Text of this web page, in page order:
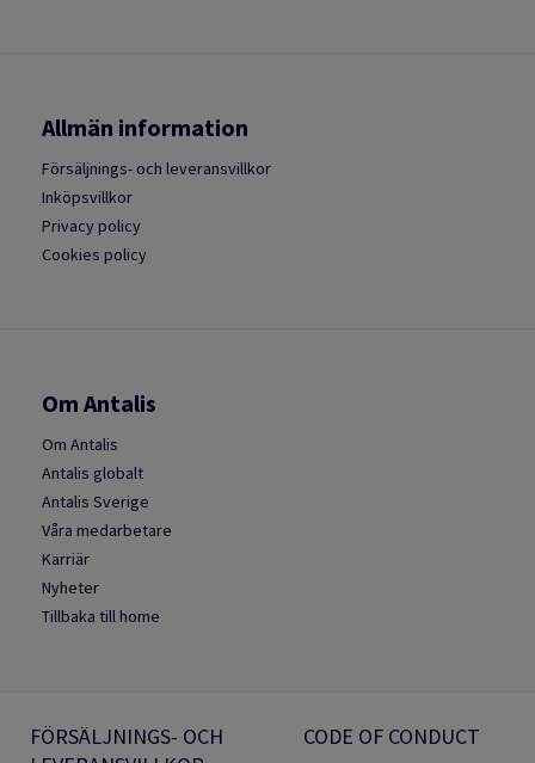
Allmän information
Försäljnings- och leveransvillkor
Inköpsvillkor
Privacy policy
Cookies policy
Om Antalis
Om Antalis
Antalis globalt
Antalis Sverige
Våra medarbetare
Karriär
Nyheter
Tillbaka till home
FÖRSÄLJNINGS- OCH
CODE OF CONDUCT